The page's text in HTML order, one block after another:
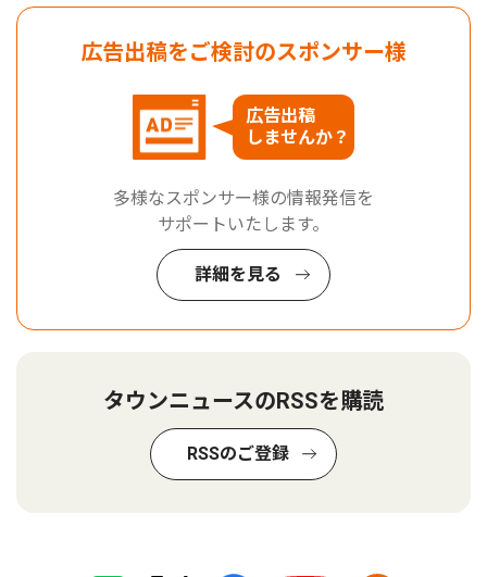
広告出稿をご検討のスポンサー様
広告出稿
しませんか？
多様なスポンサー様の情報発信を
サポートいたします。
詳細を見る
タウンニュースのRSSを購読
RSSのご登録